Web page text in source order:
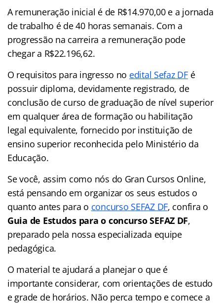
A remuneração inicial é de R$14.970,00 e a jornada
de trabalho é de 40 horas semanais. Com a
progressão na carreira a remuneração pode
chegar a R$22.196,62.
O requisitos para ingresso no edital Sefaz DFé
possuir diploma, devidamente registrado, de
conclusão de curso de graduação de nível superior
em qualquer área de formação ou habilitação
legal equivalente, fornecido por instituição de
ensino superior reconhecida pelo Ministério da
Educação.
Se você, assim como nós do Gran Cursos Online,
está pensando em organizar os seus estudos o
quanto antes para o concurso SEFAZ DF, confira o
Guia de Estudos para o concurso SEFAZ DF,
preparado pela nossa especializada equipe
pedagógica.
O material te ajudará a planejar o que é
importante considerar, com orientações de estudo
e grade de horários. Não perca tempo e comece a